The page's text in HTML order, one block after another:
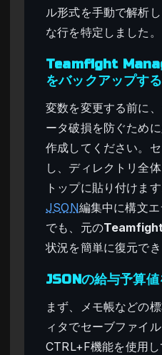
ル形式を手動で解析
な行を特定しました。
Teamfight
をバックアップす
変数を変更する前に
ータ破損を防ぐため
作成してください。
し、ディレクトリ全
トップに貼り付けま
JSON編集中に構文
でも、元の
状況を簡単に復元でき
JSONの給与予算
まず、メモ帳などの
ィタでセーブファイル
CTRL+F機能を使用し